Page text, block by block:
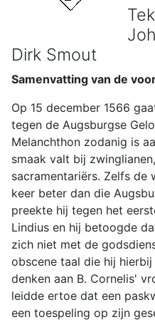
Dirk Smout
Samenvatting van de
Op 15 december 1566
tegen de Augsburgse
Melanchthon zodanig is
smaak valt bij
sacramentariërs. Zelfs de
keer beter dan die
preekte hij tegen het
Lindius en hij betoogde
zich niet met de
obscene taal die hij
denken aan B. Cornelis'
leidde ertoe dat een
een toespeling op zijn